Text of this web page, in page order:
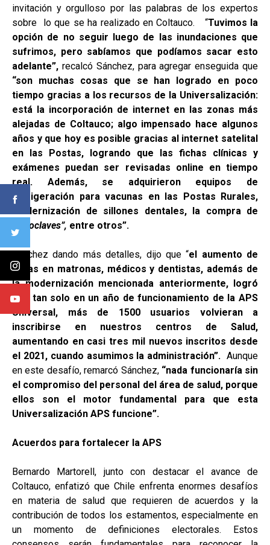
invitación y orgulloso por las palabras de los expertos
sobre lo que se ha realizado en Coltauco. “Tuvimos la
opción de no seguir luego de las inundaciones que
sufrimos, pero sabíamos que podíamos sacar esto
adelante”, recalcó Sánchez, para agregar enseguida que
“son muchas cosas que se han logrado en poco
tiempo gracias a los recursos de la Universalización:
está la incorporación de internet en las zonas más
alejadas de Coltauco; algo impensado hace algunos
años y que hoy es posible gracias al internet satelital
en las Postas, logrando que las fichas clínicas y
exámenes puedan ser revisadas online en tiempo
real. Además, se adquirieron equipos de
refrigeración para vacunas en las Postas Rurales,
modernización de sillones dentales, la compra de
“autoclaves”, entre otros”.
Sánchez dando más detalles, dijo que “el aumento de
horas en matronas, médicos y dentistas, además de
la modernización mencionada anteriormente, logró
que tan solo en un año de funcionamiento de la APS
Universal, más de 1500 usuarios volvieran a
inscribirse en nuestros centros de Salud,
aumentando en casi tres mil nuevos inscritos desde
el 2021, cuando asumimos la administración”. Aunque
en este desafío, remarcó Sánchez,“nada funcionaría sin
el compromiso del personal del área de salud, porque
ellos son el motor fundamental para que esta
Universalización APS funcione”.
Acuerdos para fortalecer la APS
Bernardo Martorell, junto con destacar el avance de
Coltauco, enfatizó que Chile enfrenta enormes desafíos
en materia de salud que requieren de acuerdos y la
contribución de todos los estamentos, especialmente en
un momento de definiciones electorales. Estos